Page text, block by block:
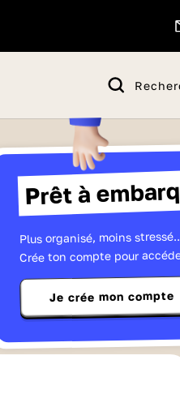
Prêt à
Plus organisé, moins
Crée ton compte pour
Je crée mon compte
de
et le relatif ? La